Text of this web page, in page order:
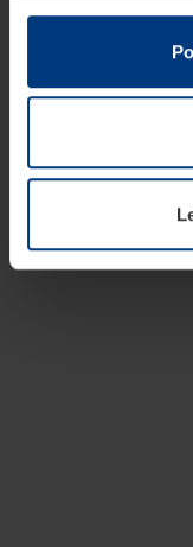
v rámci Vášho
Z právneho
prevádzku tejto
potrebujeme Vaše
kedykoľvek zmeniť
našej webovej